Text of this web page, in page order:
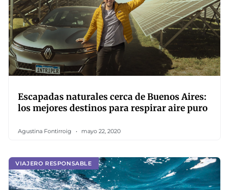
Escapadas naturales cerca de Buenos Aires:
los mejores destinos para respirar aire puro
Agustina Fontirroig mayo 22, 2020
VIAJERO RESPONSABLE